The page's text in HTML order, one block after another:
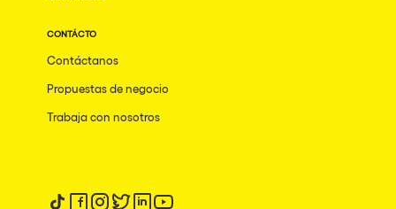
CONTÁCTO
Contáctanos
Propuestas de negocio
Trabaja con nosotros
Síguenos en tiktok
Síguenos en facebook
Síguenos en instagram
Síguenos en twitter
Síguenos en linkedin
Síguenos en youtube